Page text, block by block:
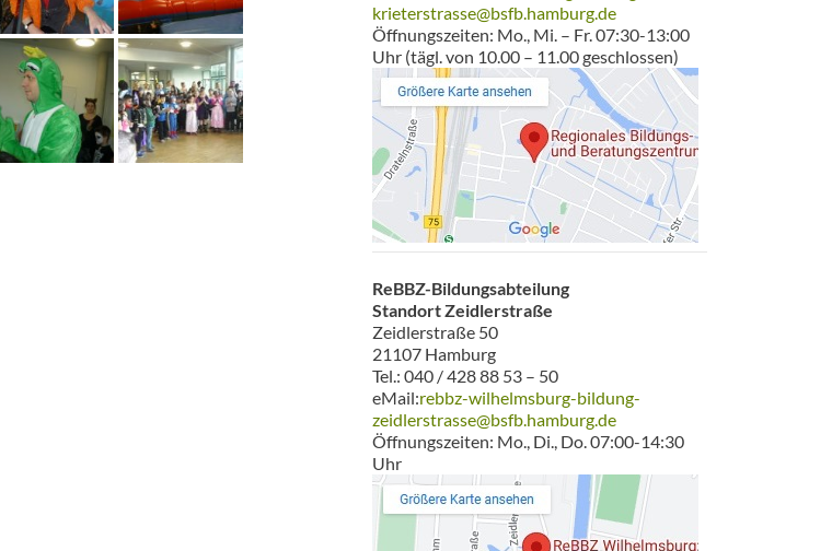
krieterstrasse@bsfb.hamburg.de
Öffnungszeiten: Mo., Mi. – Fr. 07:30-13:00
Uhr (tägl. von 10.00 – 11.00 geschlossen)
ReBBZ-Bildungsabteilung
Standort Zeidlerstraße
Zeidlerstraße 50
21107 Hamburg
Tel.: 040 / 428 88 53 – 50
eMail:rebbz-wilhelmsburg-bildung-
zeidlerstrasse@bsfb.hamburg.de
Öffnungszeiten: Mo., Di., Do. 07:00-14:30
Uhr